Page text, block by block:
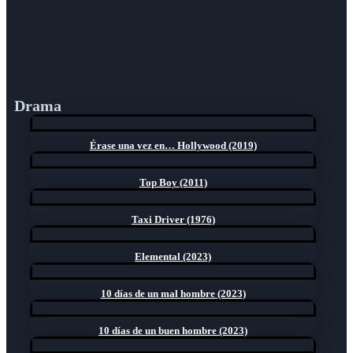
Drama
Érase una vez en… Hollywood (2019)
Top Boy (2011)
Taxi Driver (1976)
Elemental (2023)
10 días de un mal hombre (2023)
10 días de un buen hombre (2023)